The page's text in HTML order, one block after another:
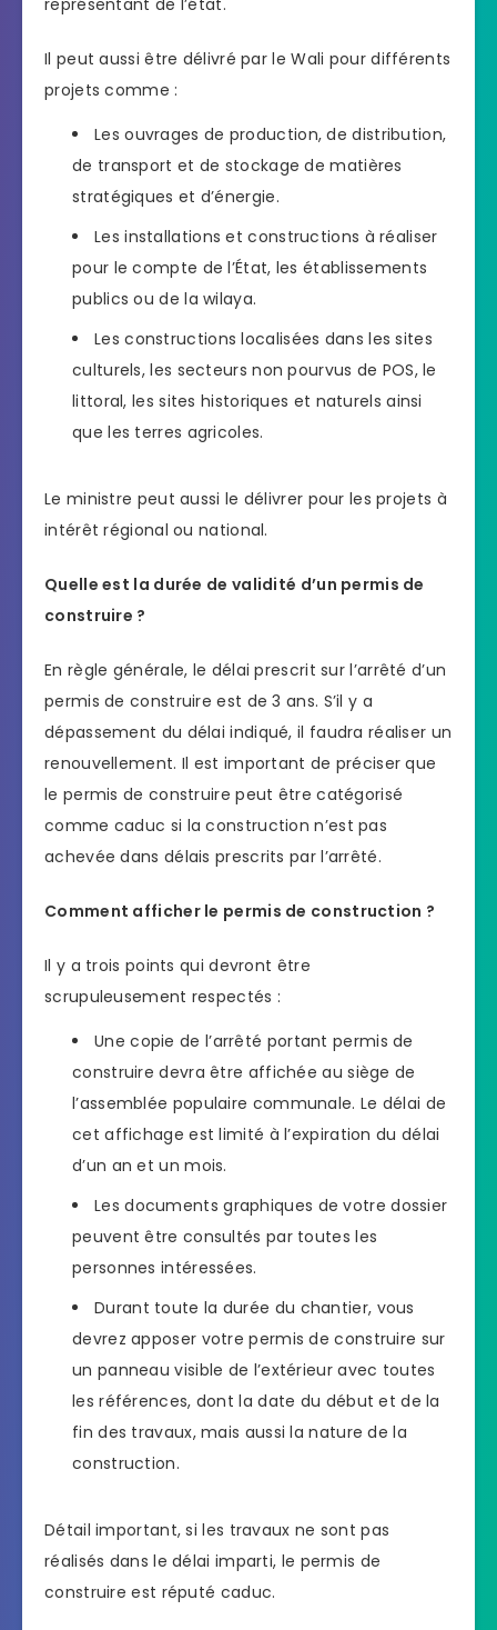
Il peut aussi être délivré par le Wali pour différents
projets comme :
Les ouvrages de production, de distribution,
de transport et de stockage de matières
stratégiques et d’énergie.
Les installations et constructions à réaliser
pour le compte de l’État, les établissements
publics ou de la wilaya.
Les constructions localisées dans les sites
culturels, les secteurs non pourvus de POS, le
littoral, les sites historiques et naturels ainsi
que les terres agricoles.
Le ministre peut aussi le délivrer pour les projets à
intérêt régional ou national.
Quelle est la durée de validité d’un permis de
construire ?
En règle générale, le délai prescrit sur l’arrêté d’un
permis de construire est de 3 ans. S’il y a
dépassement du délai indiqué, il faudra réaliser un
renouvellement. Il est important de préciser que
le permis de construire peut être catégorisé
comme caduc si la construction n’est pas
achevée dans délais prescrits par l’arrêté.
Comment afficher le permis de construction ?
Il y a trois points qui devront être
scrupuleusement respectés :
Une copie de l’arrêté portant permis de
construire devra être affichée au siège de
l’assemblée populaire communale. Le délai de
cet affichage est limité à l’expiration du délai
d’un an et un mois.
Les documents graphiques de votre dossier
peuvent être consultés par toutes les
personnes intéressées.
Durant toute la durée du chantier, vous
devrez apposer votre permis de construire sur
un panneau visible de l’extérieur avec toutes
les références, dont la date du début et de la
fin des travaux, mais aussi la nature de la
construction.
Détail important, si les travaux ne sont pas
réalisés dans le délai imparti, le permis de
construire est réputé caduc.